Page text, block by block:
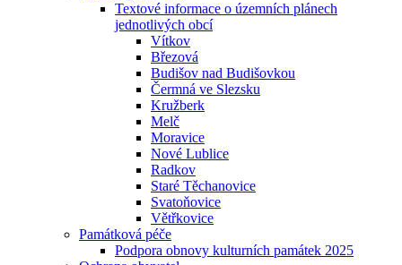
Textové informace o územních plánech
jednotlivých obcí
Vítkov
Březová
Budišov nad Budišovkou
Čermná ve Slezsku
Kružberk
Melč
Moravice
Nové Lublice
Radkov
Staré Těchanovice
Svatoňovice
Větřkovice
Památková péče
Podpora obnovy kulturních památek 2025